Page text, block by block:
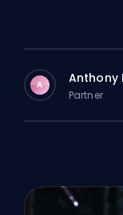
A Anthony
Partner